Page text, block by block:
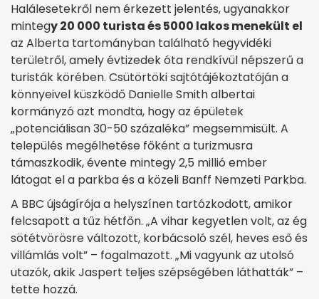
Halálesetekről nem érkezett jelentés, ugyanakkor
mintegy 20 000 turista és 5000 lakos menekült el
az Alberta tartományban található hegyvidéki
területről, amely évtizedek óta rendkívül népszerű a
turisták körében. Csütörtöki sajtótájékoztatóján a
könnyeivel küszködő Danielle Smith albertai
kormányzó azt mondta, hogy az épületek
„potenciálisan 30-50 százaléka” megsemmisült. A
település megélhetése főként a turizmusra
támaszkodik, évente mintegy 2,5 millió ember
látogat el a parkba és a közeli Banff Nemzeti Parkba.
A BBC újságírója a helyszínen tartózkodott, amikor
felcsapott a tűz hétfőn. „A vihar kegyetlen volt, az ég
sötétvörösre változott, korbácsoló szél, heves eső és
villámlás volt” – fogalmazott. „Mi vagyunk az utolsó
utazók, akik Jaspert teljes szépségében láthatták” –
tette hozzá.